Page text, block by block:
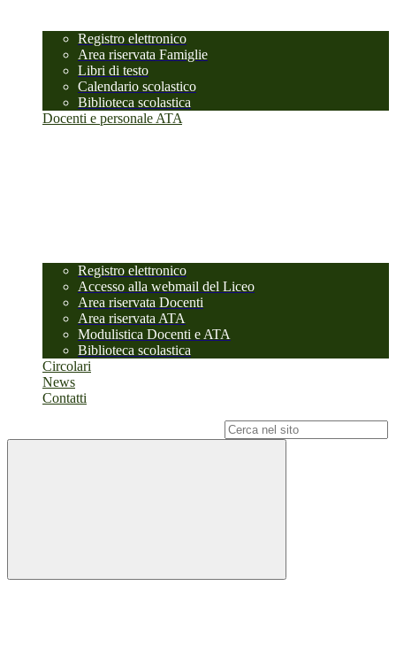
Registro elettronico
Area riservata Famiglie
Libri di testo
Calendario scolastico
Biblioteca scolastica
Docenti e personale ATA
Registro elettronico
Accesso alla webmail del Liceo
Area riservata Docenti
Area riservata ATA
Modulistica Docenti e ATA
Biblioteca scolastica
Circolari
News
Contatti